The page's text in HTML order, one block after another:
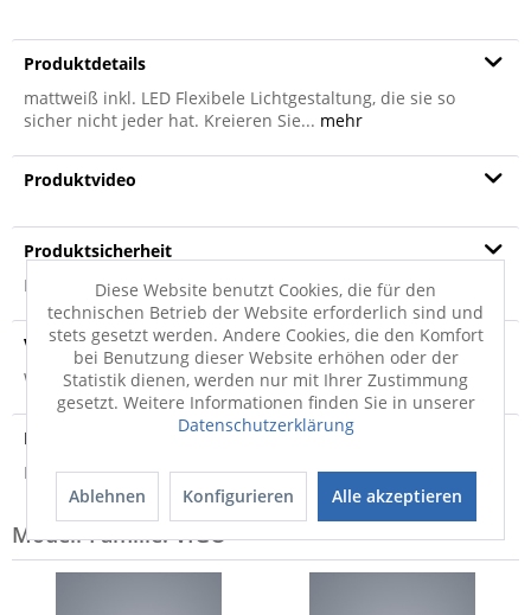
Produktdetails
mattweiß inkl. LED Flexibele Lichtgestaltung, die sie so
sicher nicht jeder hat. Kreieren Sie... mehr
Produktvideo
Produktsicherheit
Produktsicherheit
Versandinfo
Weitere Informationen zum Versand...
Entsorgungshinweis
Hinweis zur Entsorgung von Elektrogeräten
Modell-Familie: VIGO
Diese Website benutzt Cookies, die für den
technischen Betrieb der Website erforderlich sind und
stets gesetzt werden. Andere Cookies, die den Komfort
bei Benutzung dieser Website erhöhen oder der
Statistik dienen, werden nur mit Ihrer Zustimmung
gesetzt. Weitere Informationen finden Sie in unserer
Datenschutzerklärung
Ablehnen Konfigurieren Alle akzeptieren